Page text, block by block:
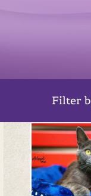
Filter